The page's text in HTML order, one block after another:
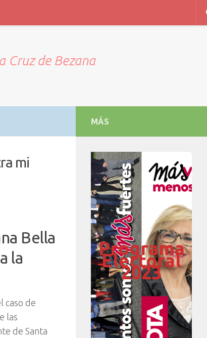
Cruz de Bezana
mi
Bella
la
caso de
las
de Santa
MÁS
Programa
Electoral
2023